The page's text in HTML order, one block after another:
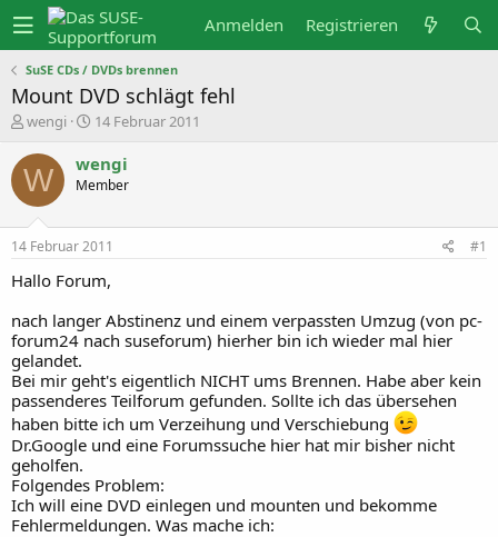
Anmelden Registrieren
SuSE CDs / DVDs brennen
Mount DVD schlägt fehl
E
s
t
e
l
e
r
wengi
E
t
e
t
a
14 Februar 2011
W wengi
Member
14 Februar 2011 #1
Hallo Forum,
nach langer Abstinenz und einem verpassten Umzug (von pc-
forum24 nach suseforum) hierher bin ich wieder mal hier
gelandet.
Bei mir geht's eigentlich NICHT ums Brennen. Habe aber kein
passenderes Teilforum gefunden. Sollte ich das übersehen
haben bitte ich um Verzeihung und Verschiebung
Dr.Google und eine Forumssuche hier hat mir bisher nicht
geholfen.
Folgendes Problem:
Ich will eine DVD einlegen und mounten und bekomme
Fehlermeldungen. Was mache ich: